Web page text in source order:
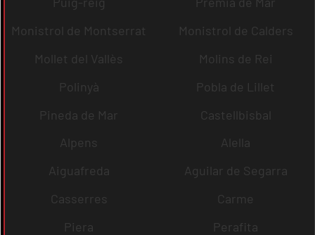
Monistrol de Montserrat
Monistrol de Calders
Mollet del Vallès
Molins de Rei
Polinyà
Pobla de Lillet
Pineda de Mar
Castellbisbal
Alpens
Alella
Aiguafreda
Aguilar de Segarra
Casserres
Carme
Piera
Perafita